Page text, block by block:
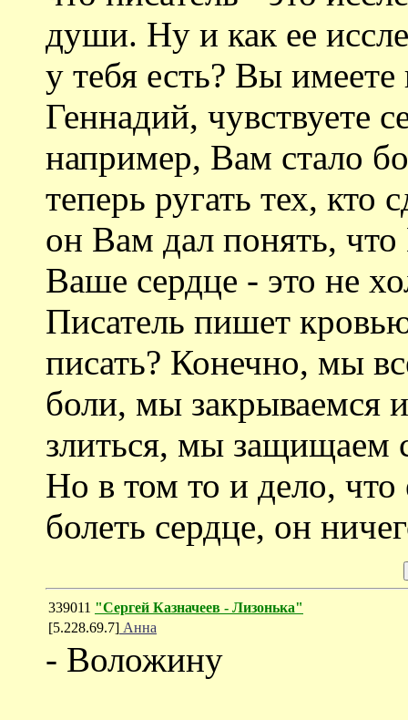
души. Ну и как ее
у тебя есть? Вы
Геннадий, чувствуете
например, Вам стало
теперь ругать тех, кто
он Вам дал понять,
Ваше сердце - это не
Писатель пишет
писать? Конечно, мы
боли, мы закрываемся
злиться, мы защищаем
Но в том то и дело, что
болеть сердце, он
339011 "Сергей Казначеев - Лизонька"
[5.228.69.7] Анна
- Воложину